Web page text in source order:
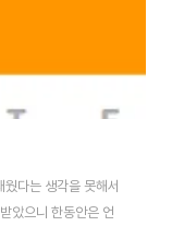
다는 생각을 못해서
았으니 한동안은 언